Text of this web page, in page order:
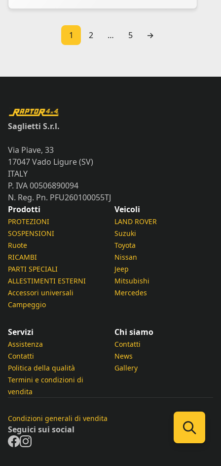
1 2 … 5 →
Saglietti S.r.l.
Via Piave, 33
17047 Vado Ligure (SV)
ITALY
P. IVA 00506890094
N. Reg. Pn. PFU260100055TJ
Prodotti
PROTEZIONI
SOSPENSIONI
Ruote
RICAMBI
PARTI SPECIALI
ALLESTIMENTI ESTERNI
Accessori universali
Campeggio
Veicoli
LAND ROVER
Suzuki
Toyota
Nissan
Jeep
Mitsubishi
Mercedes
Servizi
Assistenza
Contatti
Politica della qualità
Termini e condizioni di
vendita
Chi siamo
Contatti
News
Gallery
Condizioni generali di vendita
Seguici sui social